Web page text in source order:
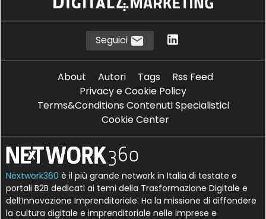
Seguici
About Autori Tags
Rss Feed
Privacy e Cookie Policy
Terms&Conditions Contenuti Specialistici
Cookie Center
Nextwork360 è il più grande network in Italia di testate e
portali B2B dedicati ai temi della Trasformazione Digitale e
dell’Innovazione Imprenditoriale. Ha la missione di diffondere
la cultura digitale e imprenditoriale nelle imprese e